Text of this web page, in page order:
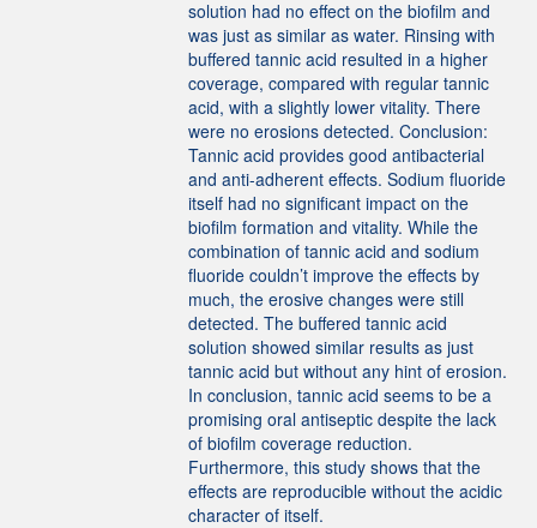
solution had no effect on the biofilm and
was just as similar as water. Rinsing with
buffered tannic acid resulted in a higher
coverage, compared with regular tannic
acid, with a slightly lower vitality. There
were no erosions detected. Conclusion:
Tannic acid provides good antibacterial
and anti-adherent effects. Sodium fluoride
itself had no significant impact on the
biofilm formation and vitality. While the
combination of tannic acid and sodium
fluoride couldn’t improve the effects by
much, the erosive changes were still
detected. The buffered tannic acid
solution showed similar results as just
tannic acid but without any hint of erosion.
In conclusion, tannic acid seems to be a
promising oral antiseptic despite the lack
of biofilm coverage reduction.
Furthermore, this study shows that the
effects are reproducible without the acidic
character of itself.